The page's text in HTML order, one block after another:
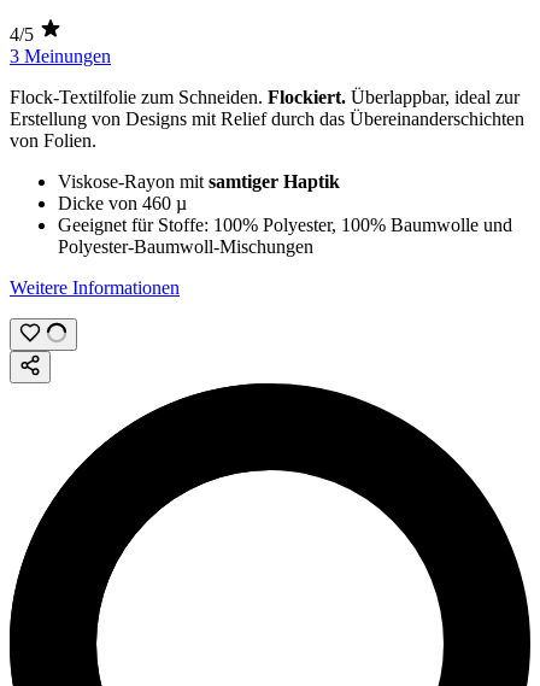
4/5
3 Meinungen
Flock-Textilfolie zum Schneiden. Flockiert. Überlappbar, ideal zur
Erstellung von Designs mit Relief durch das Übereinanderschichten
von Folien.
Viskose-Rayon mit samtiger Haptik
Dicke von 460 µ
Geeignet für Stoffe: 100% Polyester, 100% Baumwolle und
Polyester-Baumwoll-Mischungen
Weitere Informationen